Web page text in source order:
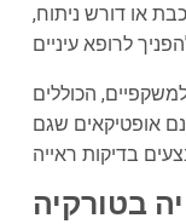
או דורש ניתוח,
הכוללים
אופטיקאים שגם
בטורקיה